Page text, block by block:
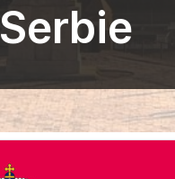
Serbie